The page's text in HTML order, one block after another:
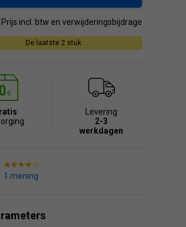
De laatste 2 stuk
Prijs incl. btw en verwijderingsbijdrage
Levering
2-3
werkdagen
1 mening